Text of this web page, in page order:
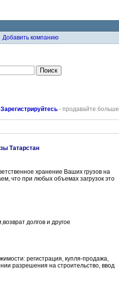
Добавить компанию
Зарегистрируйтесь - продавайте больше
Татарстан
хранение Ваших грузов на
что при любых объемах загрузок это
долгов и другое
регистрация, купля-продажа,
разрешения на строительство, ввод